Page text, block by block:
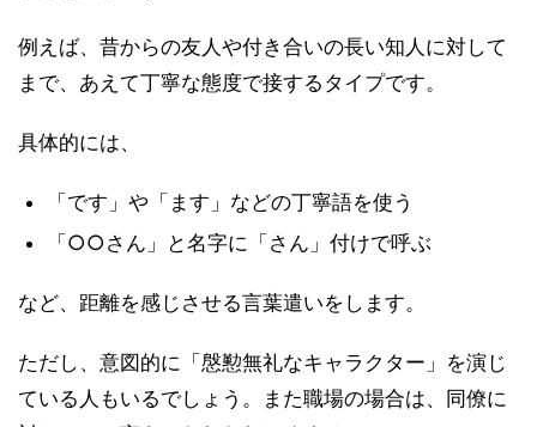
例えば、昔からの友人や付き合いの長い知人に対して
まで、あえて丁寧な態度で接するタイプです。
具体的には、
「です」や「ます」などの丁寧語を使う
「○○さん」と名字に「さん」付けで呼ぶ
など、距離を感じさせる言葉遣いをします。
ただし、意図的に「慇懃無礼なキャラクター」を演じ
ている人もいるでしょう。また職場の場合は、同僚に